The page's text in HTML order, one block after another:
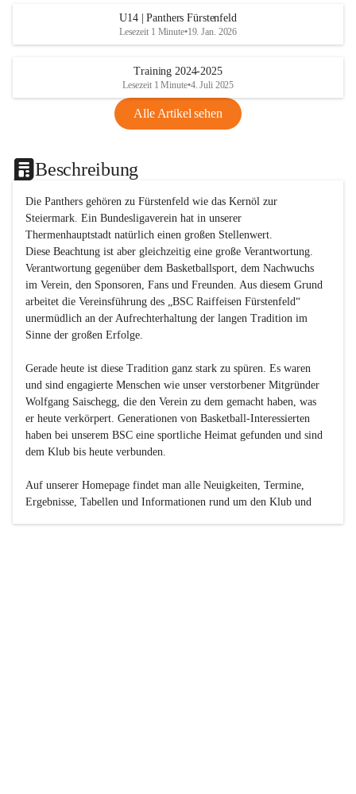
U14 | Panthers Fürstenfeld
Lesezeit 1 Minute•19. Jan. 2026
Training 2024-2025
Lesezeit 1 Minute•4. Juli 2025
Alle Artikel sehen
Beschreibung
Die Panthers gehören zu Fürstenfeld wie das Kernöl zur
Steiermark. Ein Bundesligaverein hat in unserer
Thermenhauptstadt natürlich einen großen Stellenwert.
Diese Beachtung ist aber gleichzeitig eine große Verantwortung.
Verantwortung gegenüber dem Basketballsport, dem Nachwuchs
im Verein, den Sponsoren, Fans und Freunden. Aus diesem Grund
arbeitet die Vereinsführung des „BSC Raiffeisen Fürstenfeld“
unermüdlich an der Aufrechterhaltung der langen Tradition im
Sinne der großen Erfolge.
Gerade heute ist diese Tradition ganz stark zu spüren. Es waren
und sind engagierte Menschen wie unser verstorbener Mitgründer
Wolfgang Saischegg, die den Verein zu dem gemacht haben, was
er heute verkörpert. Generationen von Basketball-Interessierten
haben bei unserem BSC eine sportliche Heimat gefunden und sind
dem Klub bis heute verbunden.
Auf unserer Homepage findet man alle Neuigkeiten, Termine,
Ergebnisse, Tabellen und Informationen rund um den Klub und